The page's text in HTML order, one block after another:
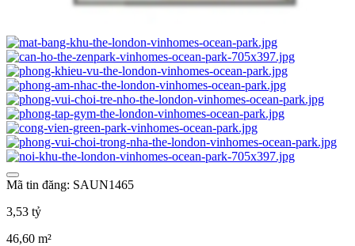
Mã tin đăng: SAUN1465
3,53 tỷ
46,60 m²